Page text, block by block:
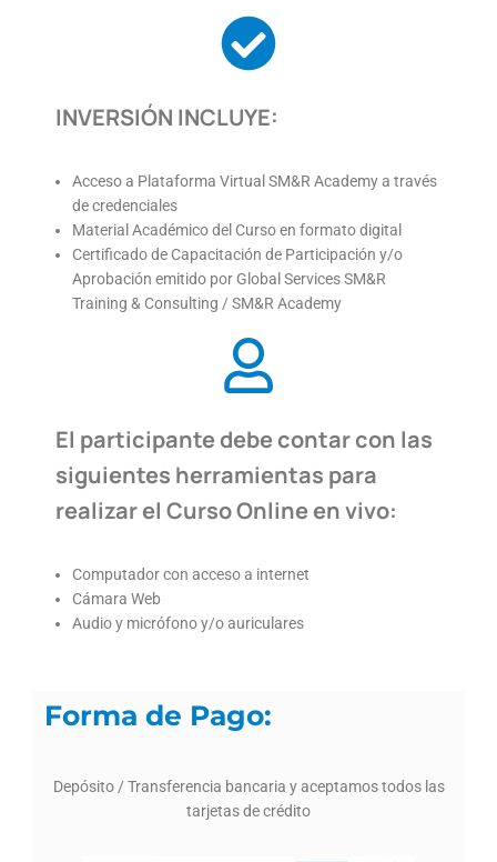
INVERSIÓN INCLUYE:
Acceso a Plataforma Virtual SM&R Academy a través
de credenciales
Material Académico del Curso en formato digital
Certificado de Capacitación de Participación y/o
Aprobación emitido por Global Services SM&R
Training & Consulting / SM&R Academy
El participante debe contar con las
siguientes herramientas para
realizar el Curso Online en vivo:
Computador con acceso a internet
Cámara Web
Audio y micrófono y/o auriculares
Forma de Pago:
Depósito / Transferencia bancaria y aceptamos todos las
tarjetas de crédito